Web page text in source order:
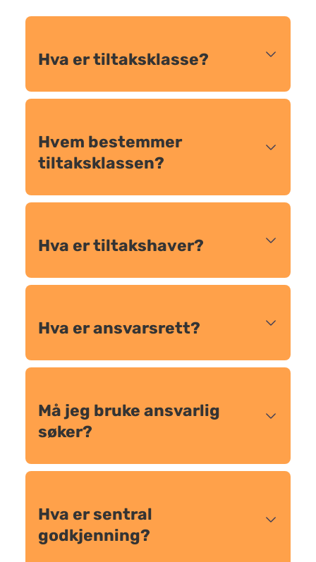
Hva er tiltaksklasse?
Hvem bestemmer
tiltaksklassen?
Hva er tiltakshaver?
Hva er ansvarsrett?
Må jeg bruke ansvarlig
søker?
Hva er sentral
godkjenning?